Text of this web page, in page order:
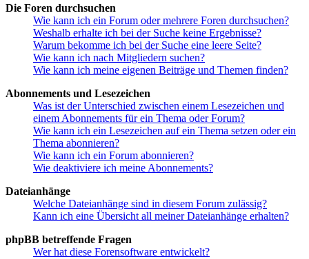
Die Foren durchsuchen
Wie kann ich ein Forum oder mehrere Foren durchsuchen?
Weshalb erhalte ich bei der Suche keine Ergebnisse?
Warum bekomme ich bei der Suche eine leere Seite?
Wie kann ich nach Mitgliedern suchen?
Wie kann ich meine eigenen Beiträge und Themen finden?
Abonnements und Lesezeichen
Was ist der Unterschied zwischen einem Lesezeichen und
einem Abonnements für ein Thema oder Forum?
Wie kann ich ein Lesezeichen auf ein Thema setzen oder ein
Thema abonnieren?
Wie kann ich ein Forum abonnieren?
Wie deaktiviere ich meine Abonnements?
Dateianhänge
Welche Dateianhänge sind in diesem Forum zulässig?
Kann ich eine Übersicht all meiner Dateianhänge erhalten?
phpBB betreffende Fragen
Wer hat diese Forensoftware entwickelt?